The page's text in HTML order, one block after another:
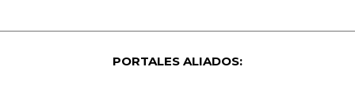
PORTALES ALIADOS: